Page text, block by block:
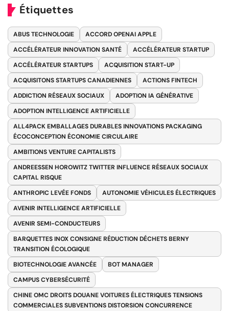
Étiquettes
ABUS TECHNOLOGIE
ACCORD OPENAI APPLE
ACCÉLÉRATEUR INNOVATION SANTÉ
ACCÉLÉRATEUR STARTUP
ACCÉLÉRATEUR STARTUPS
ACQUISITION START-UP
ACQUISITONS STARTUPS CANADIENNES
ACTIONS FINTECH
ADDICTION RÉSEAUX SOCIAUX
ADOPTION IA GÉNÉRATIVE
ADOPTION INTELLIGENCE ARTIFICIELLE
ALL4PACK EMBALLAGES DURABLES INNOVATIONS PACKAGING
ÉCOCONCEPTION ÉCONOMIE CIRCULAIRE
AMBITIONS VENTURE CAPITALISTS
ANDREESSEN HOROWITZ TWITTER INFLUENCE RÉSEAUX SOCIAUX
CAPITAL RISQUE
ANTHROPIC LEVÉE FONDS
AUTONOMIE VÉHICULES ÉLECTRIQUES
AVENIR INTELLIGENCE ARTIFICIELLE
AVENIR SEMI-CONDUCTEURS
BARQUETTES INOX CONSIGNE RÉDUCTION DÉCHETS BERNY
TRANSITION ÉCOLOGIQUE
BIOTECHNOLOGIE AVANCÉE
BOT MANAGER
CAMPUS CYBERSÉCURITÉ
CHINE OMC DROITS DOUANE VOITURES ÉLECTRIQUES TENSIONS
COMMERCIALES SUBVENTIONS DISTORSION CONCURRENCE